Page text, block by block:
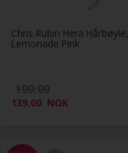
Chris Rubin Hera Hårbøyle,
Lemonade Pink
139,00 NOK